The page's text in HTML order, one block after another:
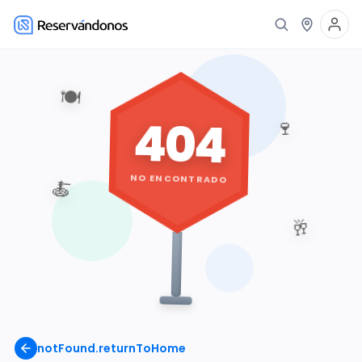
notFound.returnToHome
🍽️
🍷
🥂
🍝
404
NO ENCONTRADO